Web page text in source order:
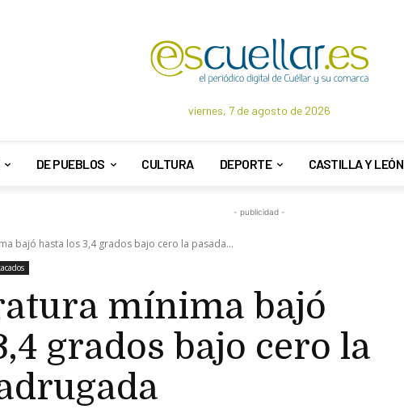
viernes, 7 de agosto de 2026
DE PUEBLOS CULTURA DEPORTE CASTILLA Y LEÓN
- publicidad -
bajó hasta los 3,4 grados bajo cero la pasada...
mínima bajó
grados bajo cero la